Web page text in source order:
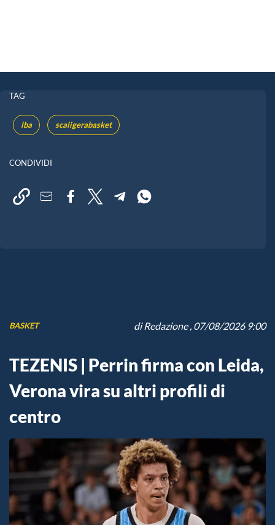
TAG
lba scaligerabasket
CONDIVIDI
BASKET diRedazione, 07/08/2026 9:00
TEZENIS | Perrin firma con Leida,
Verona vira su altri profili di
centro